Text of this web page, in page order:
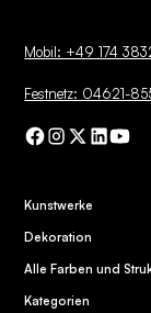
Mobil: +49 174
Festnetz: 04621-
Kunstwerke
Dekoration
Alle Farben und
Kategorien